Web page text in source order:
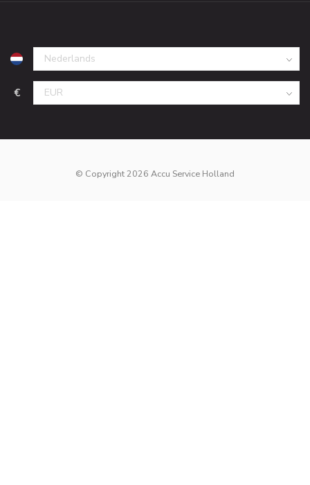
€
© Copyright 2026 Accu Service Holland